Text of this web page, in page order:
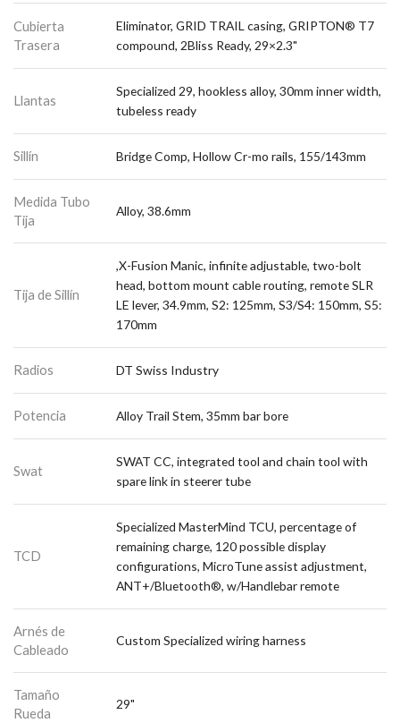
Cubierta
Trasera
Eliminator, GRID TRAIL casing, GRIPTON® T7
compound, 2Bliss Ready, 29×2.3"
Llantas
Specialized 29, hookless alloy, 30mm inner width,
tubeless ready
Sillín Bridge Comp, Hollow Cr-mo rails, 155/143mm
Medida Tubo
Tija
Alloy, 38.6mm
Tija de Sillín
,X-Fusion Manic, infinite adjustable, two-bolt
head, bottom mount cable routing, remote SLR
LE lever, 34.9mm, S2: 125mm, S3/S4: 150mm, S5:
170mm
Radios DT Swiss Industry
Potencia Alloy Trail Stem, 35mm bar bore
Swat
SWAT CC, integrated tool and chain tool with
spare link in steerer tube
TCD
Specialized MasterMind TCU, percentage of
remaining charge, 120 possible display
configurations, MicroTune assist adjustment,
ANT+/Bluetooth®, w/Handlebar remote
Arnés de
Cableado
Custom Specialized wiring harness
Tamaño
Rueda
29"